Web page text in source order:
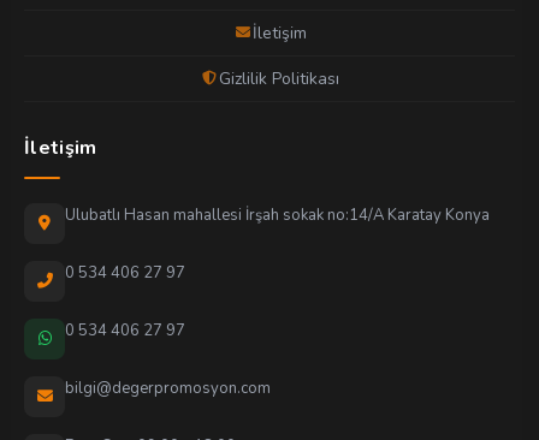
İletişim
Gizlilik Politikası
İletişim
Ulubatlı Hasan mahallesi İrşah sokak no:14/A Karatay Konya
0 534 406 27 97
0 534 406 27 97
bilgi@degerpromosyon.com